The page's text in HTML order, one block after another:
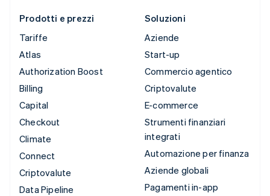
Prodotti e prezzi
Tariffe
Atlas
Authorization Boost
Billing
Capital
Checkout
Climate
Connect
Criptovalute
Data Pipeline
Soluzioni
Aziende
Start-up
Commercio agentico
Criptovalute
E-commerce
Strumenti finanziari
integrati
Automazione per finanza
Aziende globali
Pagamenti in-app